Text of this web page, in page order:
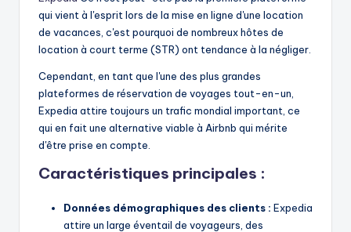
qui vient à l'esprit lors de la mise en ligne d'une location
de vacances, c'est pourquoi de nombreux hôtes de
location à court terme (STR) ont tendance à la négliger.
Cependant, en tant que l'une des plus grandes
plateformes de réservation de voyages tout-en-un,
Expedia attire toujours un trafic mondial important, ce
qui en fait une alternative viable à Airbnb qui mérite
d'être prise en compte.
Caractéristiques principales :
Données démographiques des clients : Expedia
attire un large éventail de voyageurs, des